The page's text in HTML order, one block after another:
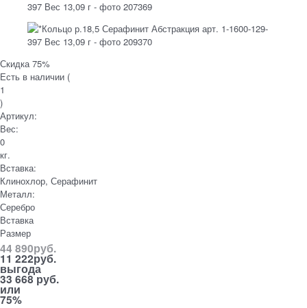
Скидка 75%
Есть в наличии (
1
)
Артикул:
Вес:
0
кг.
Вставка:
Клинохлор, Серафинит
Металл:
Серебро
Вставка
Размер
44 890руб.
11 222руб.
выгода
33 668 руб.
или
75%